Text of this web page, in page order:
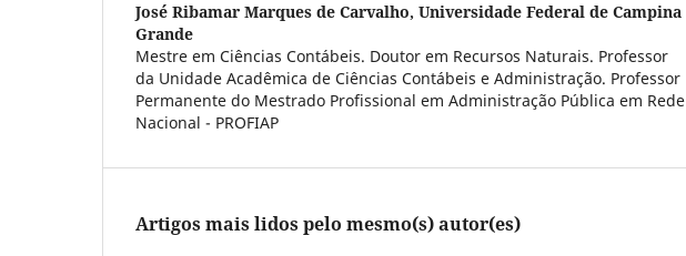
José Ribamar Marques de Carvalho, Universidade Federal de Campina
Grande
Mestre em Ciências Contábeis. Doutor em Recursos Naturais. Professor
da Unidade Acadêmica de Ciências Contábeis e Administração. Professor
Permanente do Mestrado Profissional em Administração Pública em Rede
Nacional - PROFIAP
Artigos mais lidos pelo mesmo(s) autor(es)